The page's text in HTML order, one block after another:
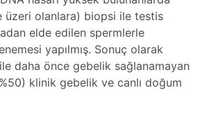
üzeri olanlara) biopsi ile testis
elde edilen spermlerle
yapılmış. Sonuç olarak
daha önce gebelik sağlanamayan
klinik gebelik ve canlı doğum